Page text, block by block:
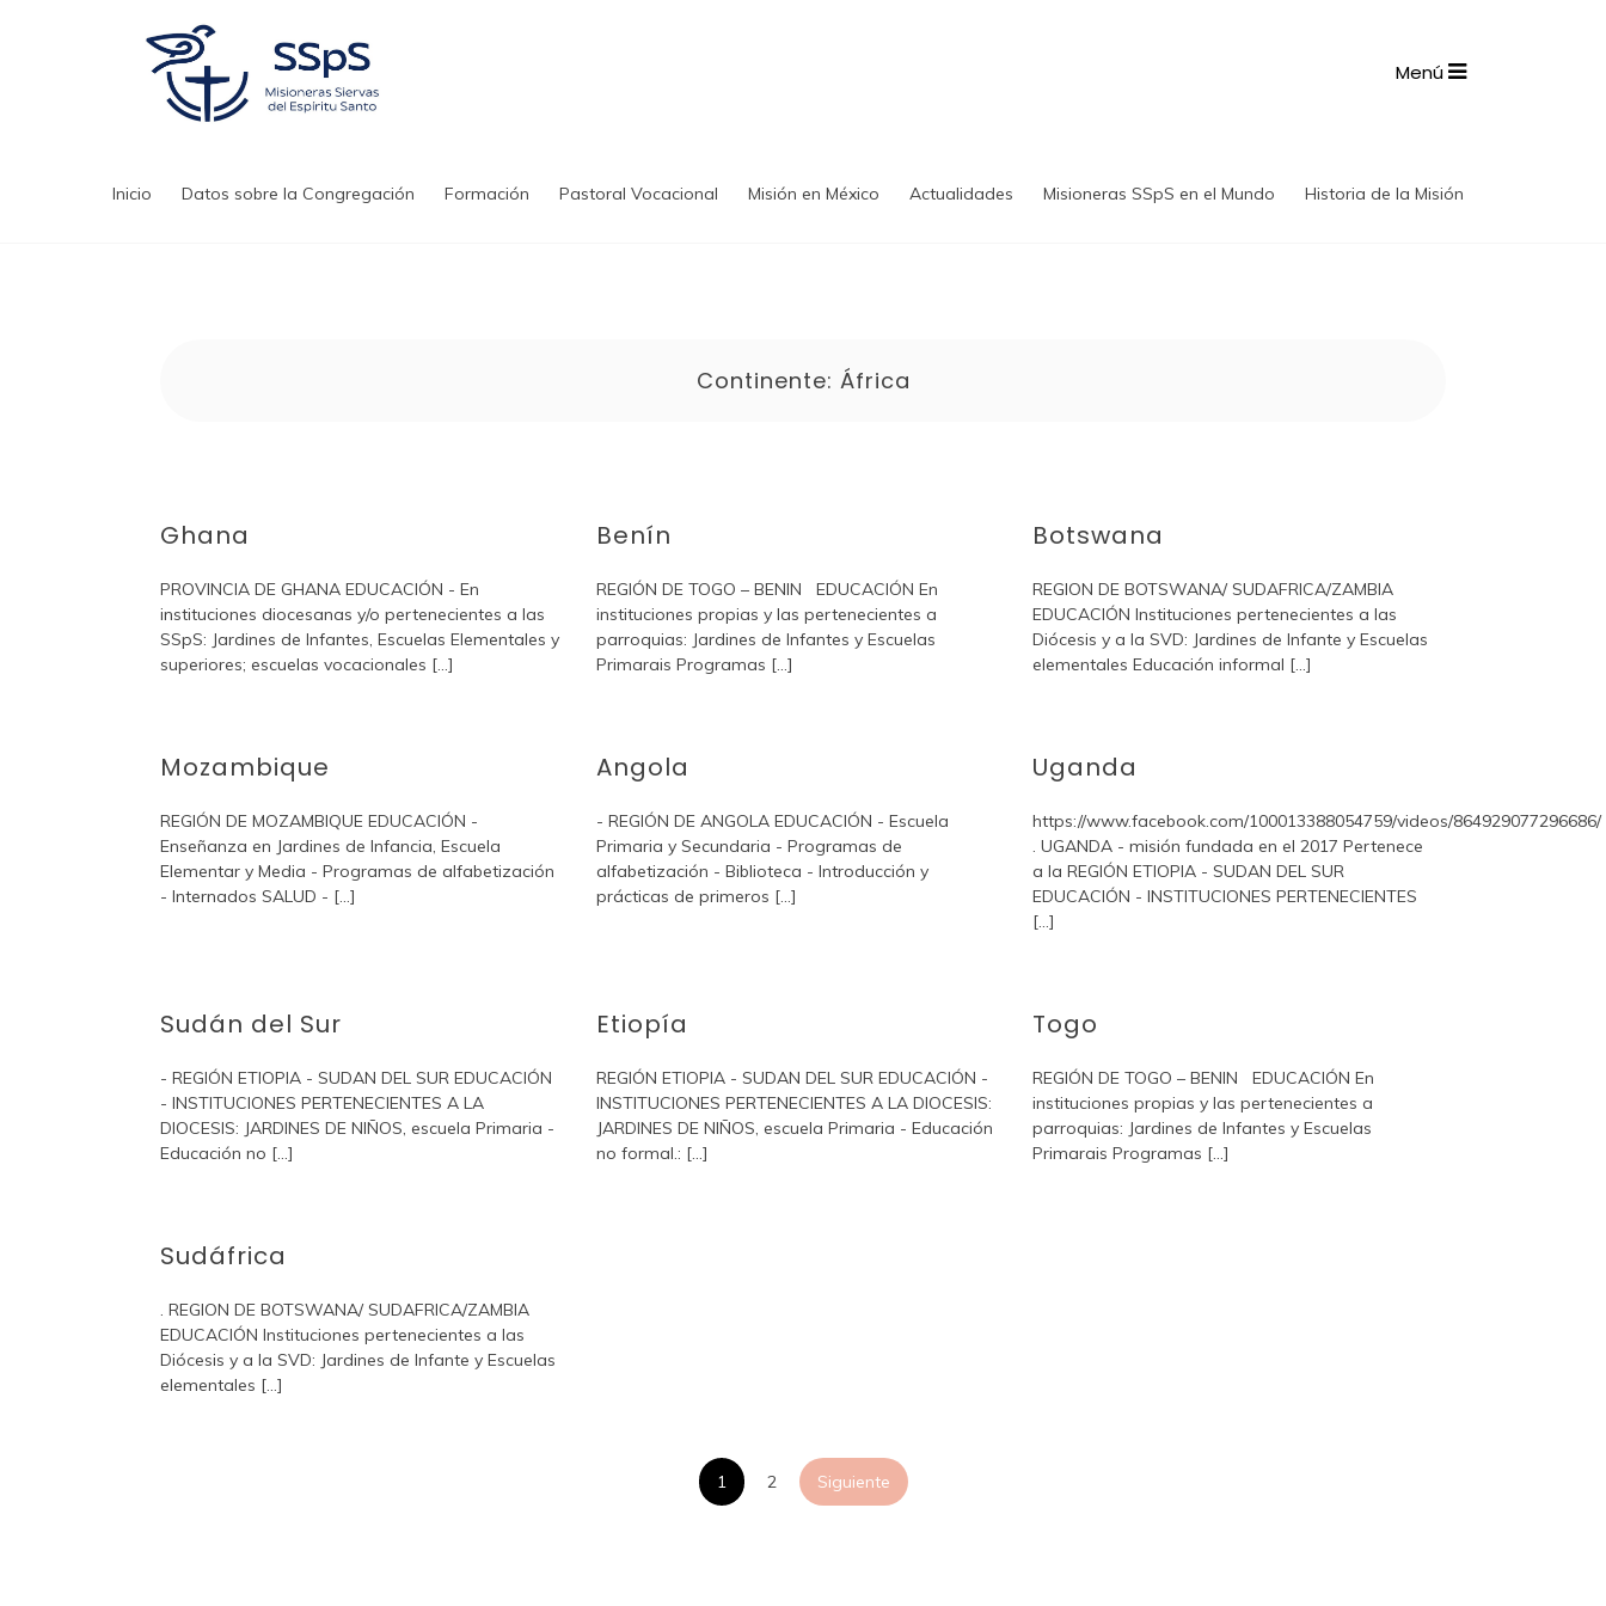
Menú
Inicio Datos sobre la Congregación Formación Pastoral Vocacional Misión en México Actualidades Misioneras SSpS en el Mundo Historia de la Misión
Continente: África
Ghana
PROVINCIA DE GHANA EDUCACIÓN - En
instituciones diocesanas y/o pertenecientes a las
SSpS: Jardines de Infantes, Escuelas Elementales y
superiores; escuelas vocacionales [...]
Benín
REGIÓN DE TOGO – BENIN EDUCACIÓN En
instituciones propias y las pertenecientes a
parroquias: Jardines de Infantes y Escuelas
Primarais Programas [...]
Botswana
REGION DE BOTSWANA/ SUDAFRICA/ZAMBIA
EDUCACIÓN Instituciones pertenecientes a las
Diócesis y a la SVD: Jardines de Infante y Escuelas
elementales Educación informal [...]
Mozambique
REGIÓN DE MOZAMBIQUE EDUCACIÓN -
Enseñanza en Jardines de Infancia, Escuela
Elementar y Media - Programas de alfabetización
- Internados SALUD - [...]
Angola
- REGIÓN DE ANGOLA EDUCACIÓN - Escuela
Primaria y Secundaria - Programas de
alfabetización - Biblioteca - Introducción y
prácticas de primeros [...]
Uganda
https://www.facebook.com/100013388054759/videos/864929077296686/
. UGANDA - misión fundada en el 2017 Pertenece
a la REGIÓN ETIOPIA - SUDAN DEL SUR
EDUCACIÓN - INSTITUCIONES PERTENECIENTES
[...]
Sudán del Sur
- REGIÓN ETIOPIA - SUDAN DEL SUR EDUCACIÓN
- INSTITUCIONES PERTENECIENTES A LA
DIOCESIS: JARDINES DE NIÑOS, escuela Primaria -
Educación no [...]
Etiopía
REGIÓN ETIOPIA - SUDAN DEL SUR EDUCACIÓN -
INSTITUCIONES PERTENECIENTES A LA DIOCESIS:
JARDINES DE NIÑOS, escuela Primaria - Educación
no formal.: [...]
Togo
REGIÓN DE TOGO – BENIN EDUCACIÓN En
instituciones propias y las pertenecientes a
parroquias: Jardines de Infantes y Escuelas
Primarais Programas [...]
Sudáfrica
. REGION DE BOTSWANA/ SUDAFRICA/ZAMBIA
EDUCACIÓN Instituciones pertenecientes a las
Diócesis y a la SVD: Jardines de Infante y Escuelas
elementales [...]
Paginación
1 2 Siguiente